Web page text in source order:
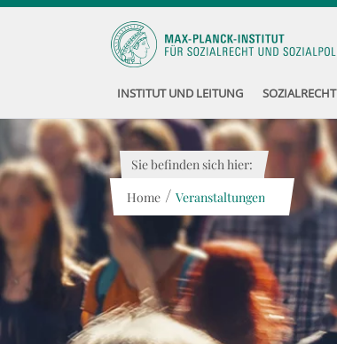
INSTITUT UND LEITUNG SOZIALRECHT
Sie befinden sich hier:
Home / Veranstaltungen